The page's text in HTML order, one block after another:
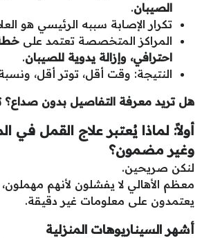
الصيبان.
تكرار الإصابة سببه الرئيسي هو
المراكز المتخصصة تعتمد على
احترافي، وإزالة يدوية للصيبان.
النتيجة: وقت أقل، توتر أقل،
هل تريد معرفة التفاصيل بدون صداع؟
أولاً: لماذا يُعتبر علاج القمل في
وغير مضمون؟
لنكن صريحين.
معظم الأهالي لا يفشلون لأنهم مهملون،
يعتمدون على معلومات غير دقيقة.
أشهر السيناريوهات المنزلية